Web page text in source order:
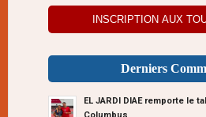
INSCRIPTION AUX
Derniers
EL JARDI DIAE remporte le
Columbus